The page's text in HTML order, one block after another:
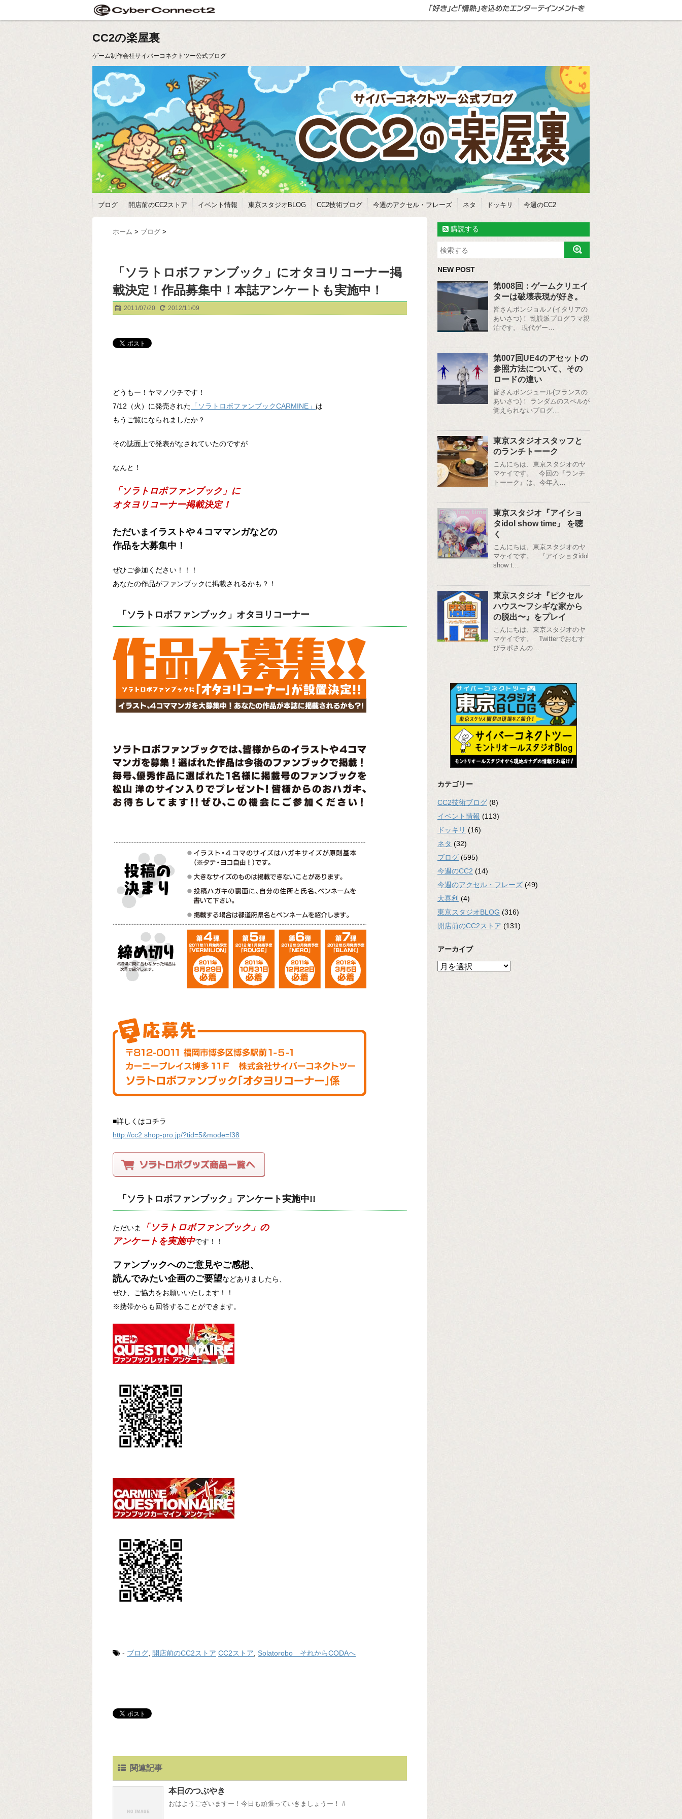
CC2の楽屋裏
ゲーム制作会社サイバーコネクトツー公式ブログ
ブログ 開店前のCC2ストア イベント情報 東京スタジオBLOG CC2技術ブログ 今週のアクセル・フレーズ ネタ ドッキリ 今週のCC2
ホーム > ブログ >
「ソラトロボファンブック」にオタヨリコーナー掲
載決定！作品募集中！本誌アンケートも実施中！
2011/07/20 2012/11/09
どうもー！ヤマノウチです！
7/12（火）に発売された 「ソラトロボファンブックCARMINE」 は
もうご覧になられましたか？
その誌面上で発表がなされていたのですが
なんと！
「ソラトロボファンブック」に
オタヨリコーナー掲載決定！
ただいまイラストや４コママンガなどの
作品を大募集中！
ぜひご参加ください！！！
あなたの作品がファンブックに掲載されるかも？！
「ソラトロボファンブック」オタヨリコーナー
■詳しくはコチラ
http://cc2.shop-pro.jp/?tid=5&mode=f38
「ソラトロボファンブック」アンケート実施中!!
ただいま
「ソラトロボファンブック」の
アンケートを実施中です！！
ファンブックへのご意見やご感想、
読んでみたい企画のご要望などありましたら、
ぜひ、ご協力をお願いいたします！！
※携帯からも回答することができます。
- ブログ 開店前のCC2ストア CC2ストア Solatorobo それからCODAへ
関連記事
本日のつぶやき
おはようございますー！今日も頑張っていきましょうー！ #
購読する
NEW POST
第008回：ゲームクリエイ
ターは破壊表現が好き。
皆さんボンジョルノ(イタリアの
あいさつ)！ 乱読派プログラマ親
泊です。 現代ゲー…
第007回UE4のアセットの
参照方法について、その
ロードの違い
皆さんボンジュール(フランスの
あいさつ)！ ランダムのスペルが
覚えられないプログ…
東京スタジオスタッフと
のランチトーーク
こんにちは、東京スタジオのヤ
マケイです。 今回の『ランチ
トーーク』は、今年入…
東京スタジオ『アイショ
タidol show time』 を聴
く
こんにちは、東京スタジオのヤ
マケイです。 『アイショタidol
show t…
東京スタジオ『ピクセル
ハウス〜フシギな家から
の脱出〜』をプレイ
こんにちは、東京スタジオのヤ
マケイです。 Twitterでおむす
びラボさんの…
カテゴリー
CC2技術ブログ (8)
イベント情報 (113)
ドッキリ (16)
ネタ (32)
ブログ (595)
今週のCC2 (14)
今週のアクセル・フレーズ (49)
大喜利 (4)
東京スタジオBLOG (316)
開店前のCC2ストア (131)
アーカイブ
ア